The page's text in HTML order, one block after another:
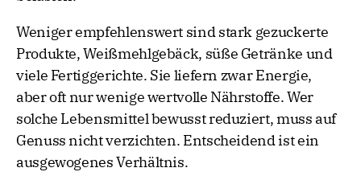
Weniger empfehlenswert sind stark gezuckerte
Produkte, Weißmehlgebäck, süße Getränke und
viele Fertiggerichte. Sie liefern zwar Energie,
aber oft nur wenige wertvolle Nährstoffe. Wer
solche Lebensmittel bewusst reduziert, muss auf
Genuss nicht verzichten. Entscheidend ist ein
ausgewogenes Verhältnis.